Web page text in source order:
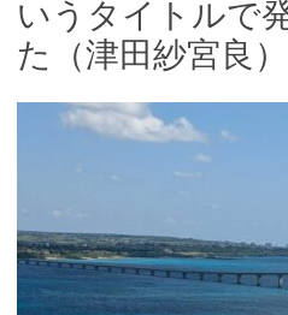
いうタイトルで
た（津田紗宮良）